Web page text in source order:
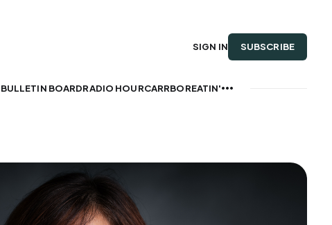
BULLETIN BOARDRADIO HOURCARRBOREATIN'
SIGN IN SUBSCRIBE